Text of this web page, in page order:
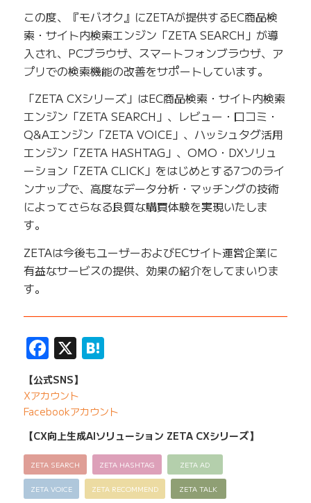
この度、『モバオク』にZETAが提供するEC商品検
索・サイト内検索エンジン「ZETA SEARCH」が導
入され、PCブラウザ、スマートフォンブラウザ、ア
プリでの検索機能の改善をサポートしています。
「ZETA CXシリーズ」はEC商品検索・サイト内検索
エンジン「ZETA SEARCH」、レビュー・口コミ・
Q&Aエンジン「ZETA VOICE」、ハッシュタグ活用
エンジン「ZETA HASHTAG」、OMO・DXソリュ
ーション「ZETA CLICK」をはじめとする7つのライ
ンナップで、高度なデータ分析・マッチングの技術
によってさらなる良質な購買体験を実現いたしま
す。
ZETAは今後もユーザーおよびECサイト運営企業に
有益なサービスの提供、効果の紹介をしてまいりま
す。
Facebook
X Hatena
【公式SNS】
Xアカウント
Facebookアカウント
【CX向上生成AIソリューション ZETA CXシリーズ】
ZETA SEARCH ZETA HASHTAG ZETA AD
ZETA VOICE ZETA RECOMMEND ZETA TALK